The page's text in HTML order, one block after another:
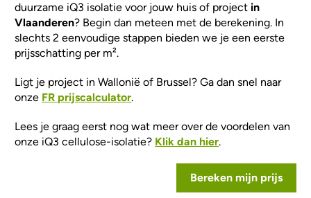
duurzame iQ3 isolatie voor jouw huis of project in
Vlaanderen? Begin dan meteen met de berekening. In
slechts 2 eenvoudige stappen bieden we je een eerste
prijsschatting per m².
Ligt je project in Wallonië of Brussel? Ga dan snel naar
onze FR prijscalculator.
Lees je graag eerst nog wat meer over de voordelen van
onze iQ3 cellulose-isolatie? Klik dan hier.
Bereken mijn prijs